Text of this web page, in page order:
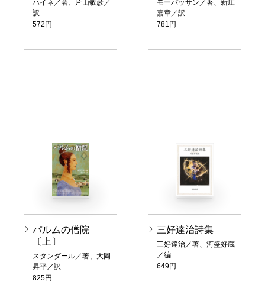
ハイネ／著、片山敏彦／
訳
572円
モーパッサン／著、新庄
嘉章／訳
781円
パルムの僧院
〔上〕
スタンダール／著、大岡
昇平／訳
825円
三好達治詩集
三好達治／著、河盛好蔵
／編
649円